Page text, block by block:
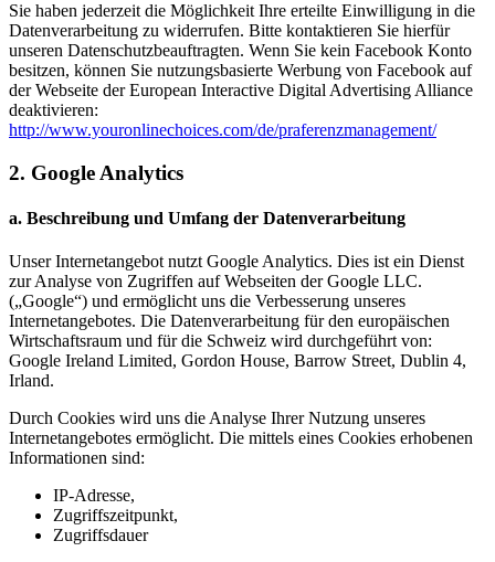
Sie haben jederzeit die Möglichkeit Ihre erteilte Einwilligung in die
Datenverarbeitung zu widerrufen. Bitte kontaktieren Sie hierfür
unseren Datenschutzbeauftragten. Wenn Sie kein Facebook Konto
besitzen, können Sie nutzungsbasierte Werbung von Facebook auf
der Webseite der European Interactive Digital Advertising Alliance
deaktivieren:
http://www.youronlinechoices.com/de/praferenzmanagement/
2. Google Analytics
a. Beschreibung und Umfang der Datenverarbeitung
Unser Internetangebot nutzt Google Analytics. Dies ist ein Dienst
zur Analyse von Zugriffen auf Webseiten der Google LLC.
(„Google“) und ermöglicht uns die Verbesserung unseres
Internetangebotes. Die Datenverarbeitung für den europäischen
Wirtschaftsraum und für die Schweiz wird durchgeführt von:
Google Ireland Limited, Gordon House, Barrow Street, Dublin 4,
Irland.
Durch Cookies wird uns die Analyse Ihrer Nutzung unseres
Internetangebotes ermöglicht. Die mittels eines Cookies erhobenen
Informationen sind:
IP-Adresse,
Zugriffszeitpunkt,
Zugriffsdauer